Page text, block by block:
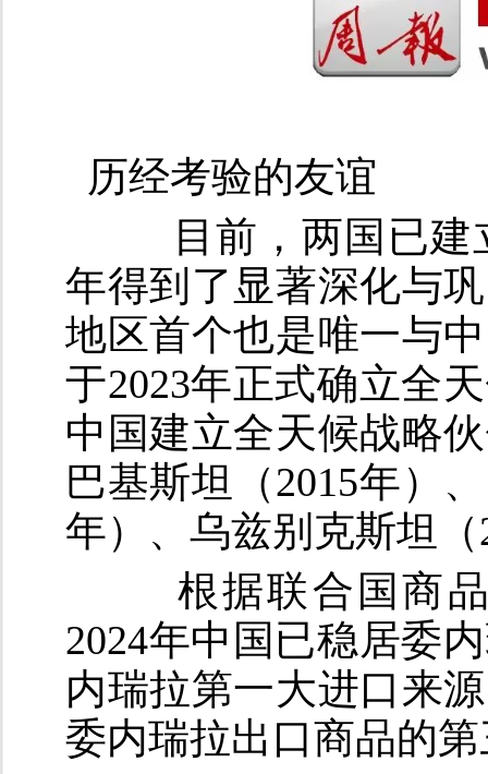
历经考验的友谊
目前，两国已建立
年得到了显著深化与
地区首个也是唯一与
于2023年正式确立全
中国建立全天候战略
巴基斯坦（2015年）
年）、乌兹别克斯坦
根据联合国商品
2024年中国已稳居委
内瑞拉第一大进口来
委内瑞拉出口商品的